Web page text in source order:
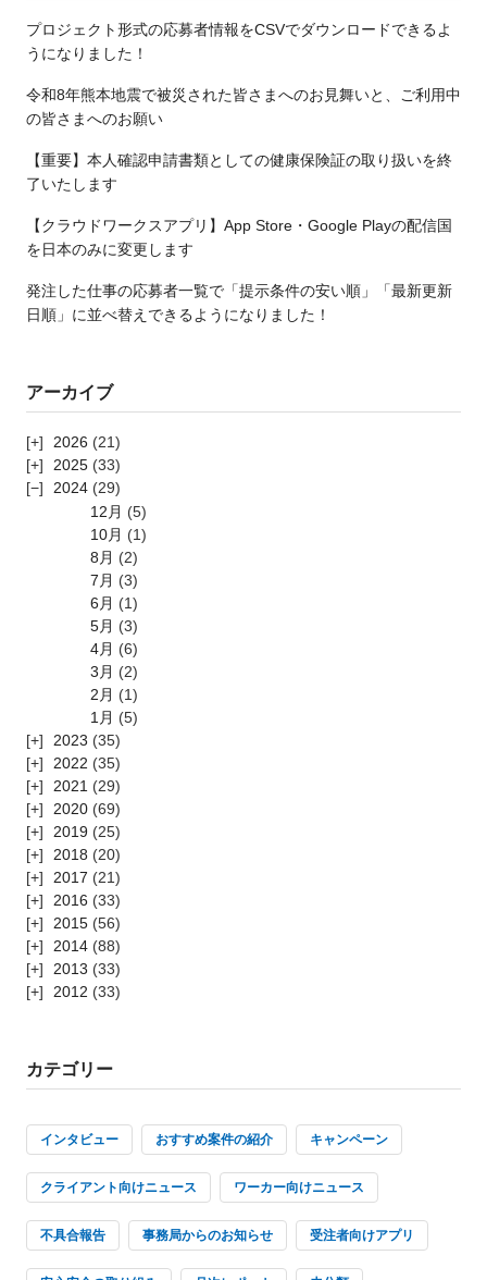
プロジェクト形式の応募者情報をCSVでダウンロードできるよ
うになりました！
令和8年熊本地震で被災された皆さまへのお見舞いと、ご利用中
の皆さまへのお願い
【重要】本人確認申請書類としての健康保険証の取り扱いを終
了いたします
【クラウドワークスアプリ】App Store・Google Playの配信国
を日本のみに変更します
発注した仕事の応募者一覧で「提示条件の安い順」「最新更新
日順」に並べ替えできるようになりました！
アーカイブ
2026 (21)
2025 (33)
2024 (29)
12月 (5)
10月 (1)
8月 (2)
7月 (3)
6月 (1)
5月 (3)
4月 (6)
3月 (2)
2月 (1)
1月 (5)
2023 (35)
2022 (35)
2021 (29)
2020 (69)
2019 (25)
2018 (20)
2017 (21)
2016 (33)
2015 (56)
2014 (88)
2013 (33)
2012 (33)
カテゴリー
インタビュー おすすめ案件の紹介 キャンペーン
クライアント向けニュース ワーカー向けニュース
不具合報告 事務局からのお知らせ 受注者向けアプリ